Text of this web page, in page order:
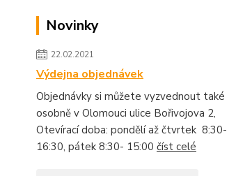
Novinky
22.02.2021
Výdejna objednávek
Objednávky si můžete vyzvednout také
osobně v Olomouci ulice Bořivojova 2,
Otevírací doba: pondělí až čtvrtek 8:30-
16:30, pátek 8:30- 15:00 číst celé